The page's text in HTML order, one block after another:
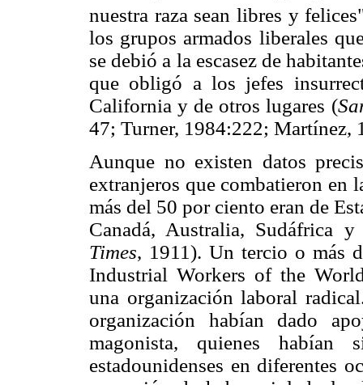
nuestra raza sean libres y
los grupos armados liberales
se debió a la escasez de
que obligó a los jefes
California y de otros lugares (
47; Turner, 1984:222; Martínez,
Aunque no existen datos
extranjeros que combatieron en
más del 50 por ciento eran de
Canadá, Australia, Sudáfrica
Times, 1911). Un tercio o más
Industrial Workers of the
una organización laboral
organización habían dado
magonista, quienes habían
estadounidenses en diferentes